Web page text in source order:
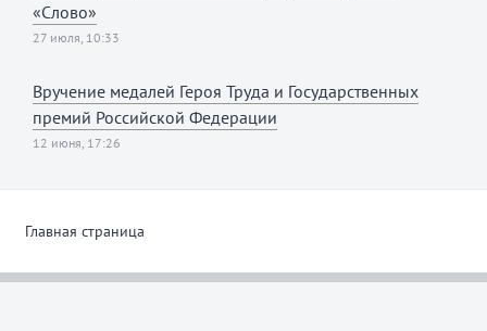
«Слово»
27 июля, 10:33
Вручение медалей Героя Труда и Государственных
премий Российской Федерации
12 июня, 17:26
Главная страница